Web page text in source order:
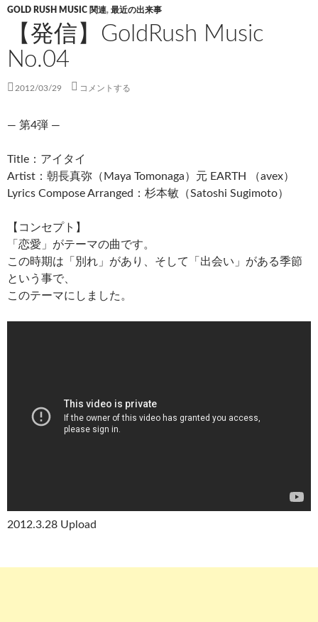
GOLD RUSH MUSIC 関連, 最近の出来事
【発信】GoldRush Music
No.04
2012/03/29 コメントする
— 第4弾 —
Title：アイタイ
Artist：朝長真弥（Maya Tomonaga）元 EARTH （avex）
Lyrics Compose Arranged：杉本敏（Satoshi Sugimoto）
【コンセプト】
「恋愛」がテーマの曲です。
この時期は「別れ」があり、そして「出会い」がある季節
という事で、
このテーマにしました。
2012.3.28 Upload